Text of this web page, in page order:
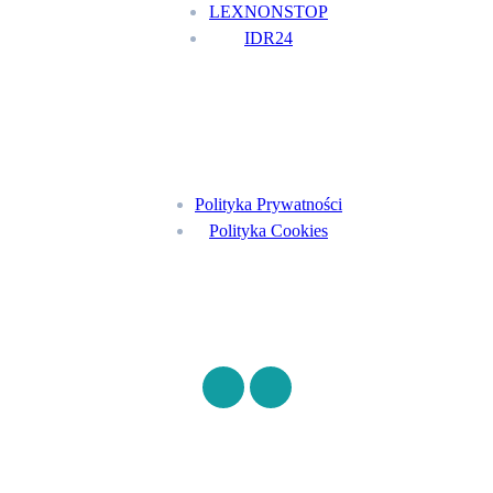
LEXNONSTOP
IDR24
Polityka Prywatności
Polityka Cookies